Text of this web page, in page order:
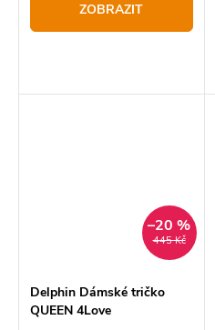
ZOBRAZIT
445 Kč
–20 %
Delphin Dámské tričko
QUEEN 4Love